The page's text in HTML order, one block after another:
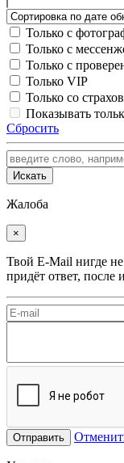
Только с
Только с
Только с
Только VIP
Только со
Показывать
Сбросить
Искать
Жалоба
×
Твой E-Mail нигде не
придёт ответ, после
Отправить